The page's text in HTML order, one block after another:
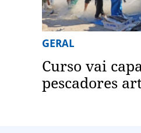
GERAL
Curso vai
pescadores